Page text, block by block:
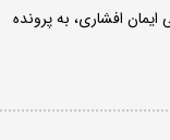
ریاست قاضی ایمان افشاری، به پرونده